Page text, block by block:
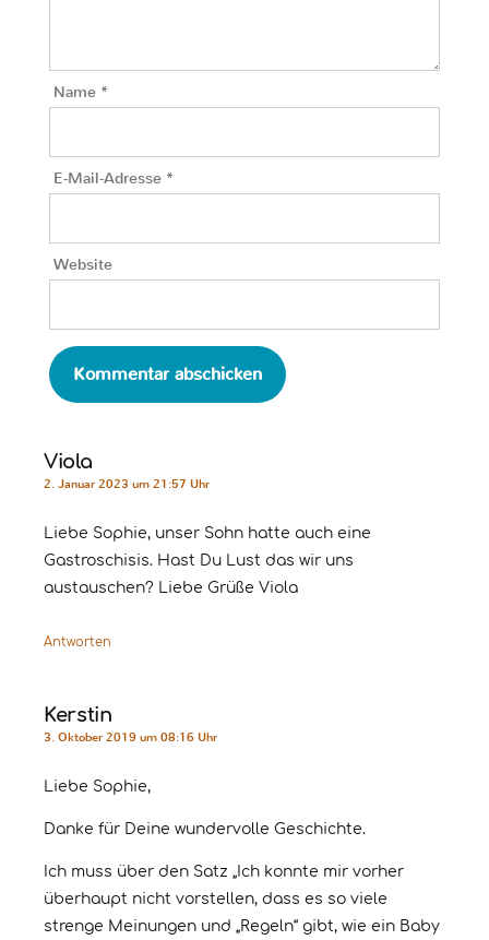
Name *
E-Mail-Adresse *
Website
Viola
2. Januar 2023 um 21:57 Uhr
Liebe Sophie, unser Sohn hatte auch eine
Gastroschisis. Hast Du Lust das wir uns
austauschen? Liebe Grüße Viola
Antworten
Kerstin
3. Oktober 2019 um 08:16 Uhr
Liebe Sophie,
Danke für Deine wundervolle Geschichte.
Ich muss über den Satz „Ich konnte mir vorher
überhaupt nicht vorstellen, dass es so viele
strenge Meinungen und „Regeln“ gibt, wie ein Baby